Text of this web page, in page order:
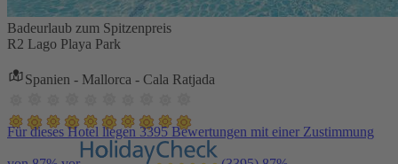
Badeurlaub zum Spitzenpreis
R2 Lago Playa Park
Spanien - Mallorca - Cala Ratjada
Für dieses Hotel liegen 3395 Bewertungen mit einer Zustimmung